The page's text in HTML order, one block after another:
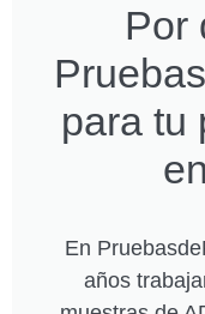
Por
para tu
En
años